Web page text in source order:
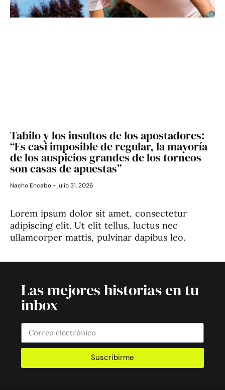
Tabilo y los insultos de los apostadores:
“Es casi imposible de regular, la mayoría
de los auspicios grandes de los torneos
son casas de apuestas”
Nacho Encabo julio 31, 2026
Lorem ipsum dolor sit amet, consectetur
adipiscing elit. Ut elit tellus, luctus nec
ullamcorper mattis, pulvinar dapibus leo.
Las mejores historias en tu
inbox
Suscribirme